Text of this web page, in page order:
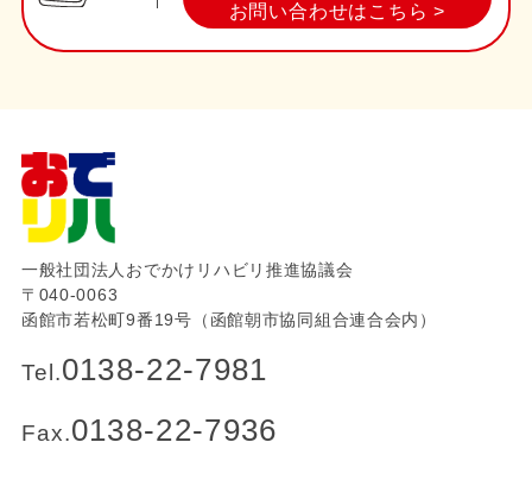
お問い合わせはこちら >
一般社団法人おでかけリハビリ推進協議会
〒040-0063
函館市若松町9番19号（函館朝市協同組合連合会内）
Tel.0138-22-7981
Fax.0138-22-7936